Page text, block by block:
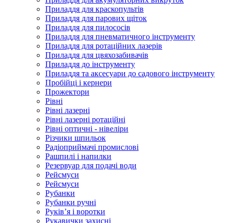
Приладдя для краскопультів
Приладдя для парових щіток
Приладдя для пилососів
Приладдя для пневматичного інструменту
Приладдя для ротаційних лазерів
Приладдя для цвяхозабивачів
Приладдя до інструменту
Приладдя та аксесуари до садового інструменту
Пробійці і кернери
Прожектори
Рівні
Рівні лазерні
Рівні лазерні ротаційні
Рівні оптичні - нівеліри
Різчики шпильок
Радіоприймачі промислові
Рашпилі і напилки
Резервуар для подачі води
Рейсмуси
Рейсмуси
Рубанки
Рубанки ручні
Руківʼя і воротки
Рукавички захисні